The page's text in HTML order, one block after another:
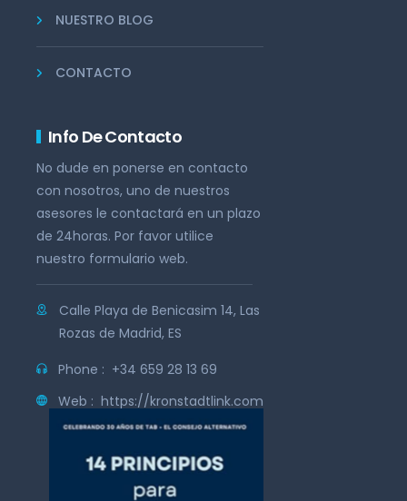
NUESTRO BLOG
CONTACTO
Info De Contacto
No dude en ponerse en contacto
con nosotros, uno de nuestros
asesores le contactará en un plazo
de 24horas. Por favor utilice
nuestro formulario web.
Calle Playa de Benicasim 14, Las
Rozas de Madrid, ES
Phone : +34 659 28 13 69
Web : https://kronstadtlink.com